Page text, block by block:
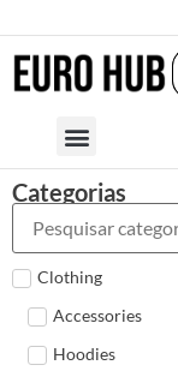
Categorias
Clothing
Accessories
Hoodies